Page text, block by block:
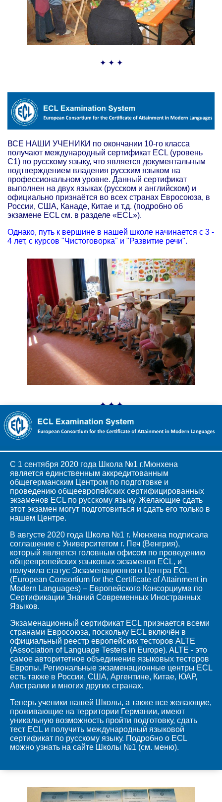
✦ ✦ ✦
ВСЕ НАШИ УЧЕНИКИ по окончании 10-го класса
получают международный сертификат ECL (уровень
С1) по русскому языку, что является документальным
подтверждением владения русским языком на
профессиональном уровне. Данный сертификат
выполнен на двух языках (русском и английском) и
официально признаётся во всех странах Евросоюза, в
России, США, Канаде, Китае и т.д. (подробно об
экзамене ECL см. в разделе «ECL»).
Однако, путь к вершине в нашей школе начинается с 3 -
4 лет, с курсов "Чистоговорка" и "Развитие речи".
✦ ✦ ✦
С 1 сентября 2020 года Школа №1 г.Мюнхена
является единственным аккредитованным
общегерманским Центром по подготовке и
проведению общеевропейских сертифицированных
экзаменов ECL по русскому языку. Желающие сдать
этот экзамен могут подготовиться и сдать его только в
нашем Центре.
В августе 2020 года Школа №1 г. Мюнхена подписала
соглашение с Университетом г. Печ (Венгрия),
который является головным офисом по проведению
общеевропейских языковых экзаменов ECL, и
получила статус Экзаменационного Центра ECL
(European Consortium for the Certificate of Attainment in
Modern Languages) – Европейского Консорциума по
Сертификации Знаний Современных Иностранных
Языков.
Экзаменационный сертификат ECL признается всеми
странами Евросоюза, поскольку ECL включён в
официальный реестр европейских тесторов ALTE
(Association of Language Testers in Europe). ALTE - это
самое авторитетное объединение языковых тесторов
Европы. Региональные экзаменационные центры ECL
есть также в России, США, Аргентине, Китае, ЮАР,
Австралии и многих других странах.
Теперь ученики нашей Школы, а также все желающие,
проживающие на территории Германии, имеют
уникальную возможность пройти подготовку, сдать
тест ECL и получить международный языковой
сертификат по русскому языку. Подробно о ECL
можно узнать на сайте Школы №1 (см. меню).